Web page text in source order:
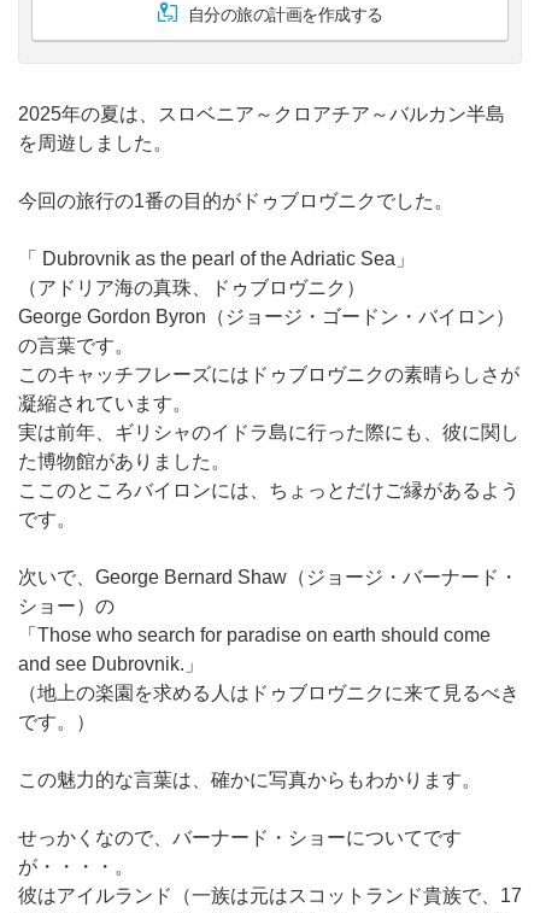
自分の旅の計画を作成する
2025年の夏は、スロベニア～クロアチア～バルカン半島
を周遊しました。
今回の旅行の1番の目的がドゥブロヴニクでした。
「 Dubrovnik as the pearl of the Adriatic Sea」
（アドリア海の真珠、ドゥブロヴニク）
George Gordon Byron（ジョージ・ゴードン・バイロン）
の言葉です。
このキャッチフレーズにはドゥブロヴニクの素晴らしさが
凝縮されています。
実は前年、ギリシャのイドラ島に行った際にも、彼に関し
た博物館がありました。
ここのところバイロンには、ちょっとだけご縁があるよう
です。
次いで、George Bernard Shaw（ジョージ・バーナード・
ショー）の
「Those who search for paradise on earth should come
and see Dubrovnik.」
（地上の楽園を求める人はドゥブロヴニクに来て見るべき
です。）
この魅力的な言葉は、確かに写真からもわかります。
せっかくなので、バーナード・ショーについてです
が・・・・。
彼はアイルランド（一族は元はスコットランド貴族で、17